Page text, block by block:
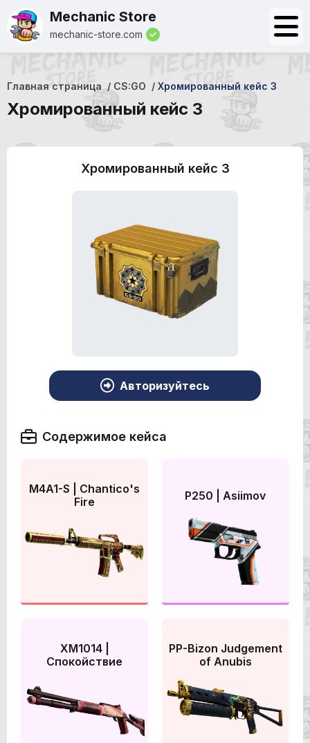
Mechanic Store
mechanic-store.com
Главная страница CS:GO Хромированный кейс 3
Хромированный кейс 3
Хромированный кейс 3
Авторизуйтесь
Содержимое кейса
M4A1-S | Chantico's
Fire
P250 | Asiimov
XM1014 |
Спокойствие
PP-Bizon Judgement
of Anubis